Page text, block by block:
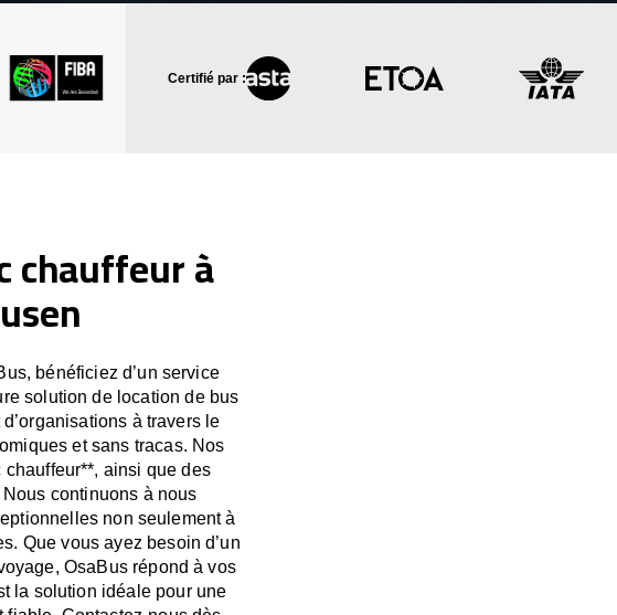
Certifié par :
chauffeur à
bénéficiez d’un service
solution de location de bus
à travers le
et sans tracas. Nos
ainsi que des
continuons à nous
non seulement à
Que vous ayez besoin d’un
OsaBus répond à vos
la solution idéale pour une